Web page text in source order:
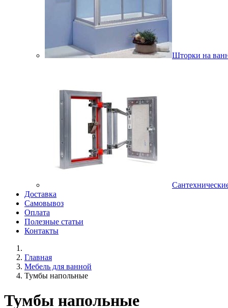
Шторки на
Доставка
Самовывоз
Оплата
Полезные статьи
Контакты
Главная
Мебель для ванной
Тумбы напольные
Тумбы напольные